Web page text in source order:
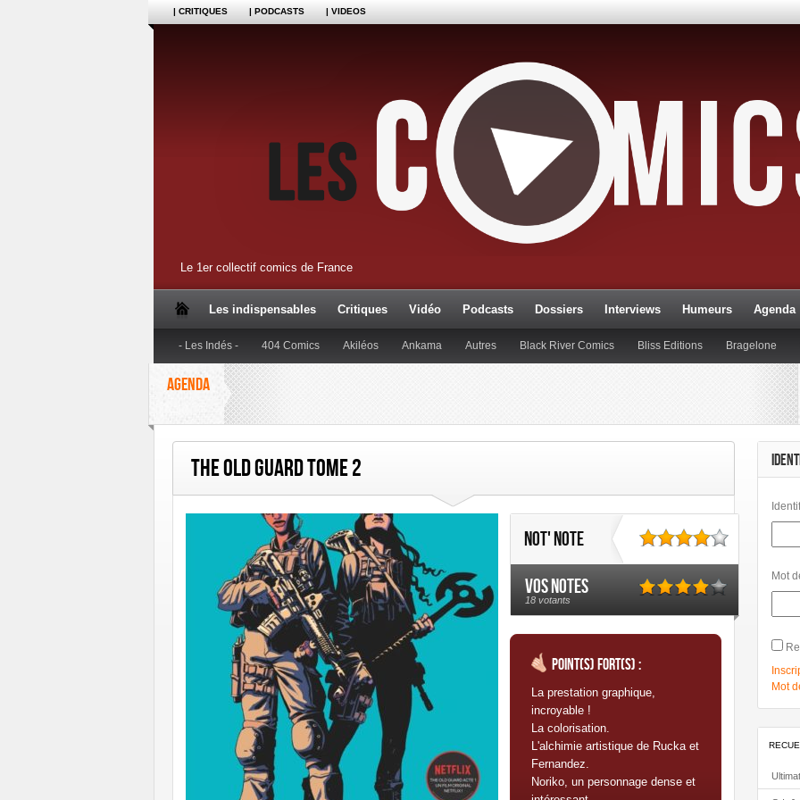
| CRITIQUES | PODCASTS | VIDEOS
Le 1er collectif comics de France
Les indispensables Critiques Vidéo Podcasts Dossiers Interviews Humeurs Agenda
- Les Indés - 404 Comics Akiléos Ankama Autres Black River Comics Bliss Editions Bragelone
Dupuis Editions Anspach Glénat
Petit à Petit
Soleil Talent Éditions Urban Comics Urban Link
AGENDA
The Old Guard Tome 2
Not' note
Vos notes
18 votants
Point(s) fort(s) :
La prestation graphique,
incroyable !
La colorisation.
L'alchimie artistique de Rucka et
Fernandez.
Noriko, un personnage dense et
Mot
Mot